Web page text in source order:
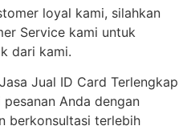
loyal kami, silahkan
Service kami untuk
dari kami.
Jual ID Card Terlengkap
Anda dengan
berkonsultasi terlebih